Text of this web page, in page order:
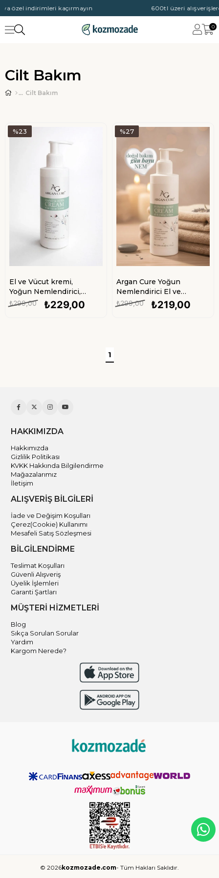
özel indirimleri kaçırmayın 600tl üzeri
0
Cilt Bakım
Cilt Bakım
El ve Vücut kremi,
Yoğun Nemlendirici,
Besleyici Bakım 200ml
₺229,00
₺299,00
%23
Argan Cure Yoğun
Nemlendirici El ve
Vücut Kremi 200 ml |
Argan Yağlı Besleyici
₺219,00
₺299,00
%27
1
HAKKIMIZDA
Hakkımızda
Gizlilik Politikası
KVKK Hakkında Bilgilendirme
Mağazalarımız
İletişim
ALIŞVERİŞ BİLGİLERİ
İade ve Değişim Koşulları
Çerez(Cookie) Kullanımı
Mesafeli Satış Sözleşmesi
BİLGİLENDİRME
Teslimat Koşulları
Güvenli Alışveriş
Üyelik İşlemleri
Garanti Şartları
MÜŞTERİ HİZMETLERİ
Blog
Sıkça Sorulan Sorular
Yardım
Kargom Nerede?
© 2026kozmozade.com- Tüm Hakları Saklıdır.